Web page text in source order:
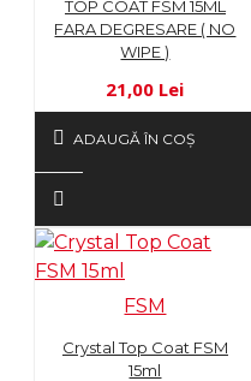
TOP COAT FSM 15ML
FARA DEGRESARE ( NO
WIPE )
21,00 Lei
ADAUGĂ ÎN COŞ
FSM
Crystal Top Coat FSM
15ml